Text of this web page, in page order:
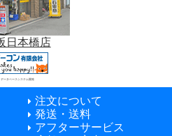
日本橋店
データベースシステム開発
注文について
発送・送料
アフターサービス